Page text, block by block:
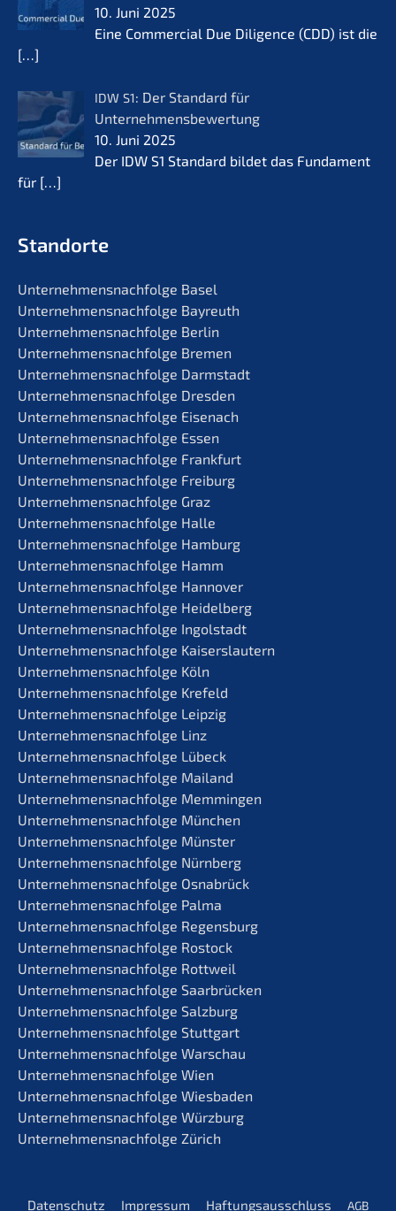
10. Juni 2025
Eine Commer­cial Due Diligence (CDD) ist die
[…]
IDW S1: Der Standard für
Unternehmensbewertung
10. Juni 2025
Der IDW S1 Standard bildet das Funda­ment
für […]
Standorte
Unternehmens­nachfolge Basel
Unternehmens­nachfolge Bayreuth
Unternehmens­nachfolge Berlin
Unternehmens­nachfolge Bremen
Unternehmens­nachfolge Darmstadt
Unternehmens­nachfolge Dresden
Unternehmens­nachfolge Eisenach
Unternehmens­nachfolge Essen
Unternehmens­nachfolge Frankfurt
Unternehmens­nachfolge Freiburg
Unternehmens­nachfolge Graz
Unternehmens­nachfolge Halle
Unternehmens­nachfolge Hamburg
Unternehmens­nachfolge Hamm
Unternehmens­nachfolge Hannover
Unternehmens­nachfolge Heidelberg
Unternehmens­nachfolge Ingolstadt
Unternehmens­nachfolge Kaiserslautern
Unternehmens­nachfolge Köln
Unternehmens­nachfolge Krefeld
Unternehmens­nachfolge Leipzig
Unternehmens­nachfolge Linz
Unternehmens­nachfolge Lübeck
Unternehmens­nachfolge Mailand
Unternehmens­nachfolge Memmingen
Unternehmens­nachfolge München
Unternehmens­nachfolge Münster
Unternehmens­nachfolge Nürnberg
Unternehmens­nachfolge Osnabrück
Unternehmens­nachfolge Palma
Unternehmens­nachfolge Regensburg
Unternehmens­nachfolge Rostock
Unternehmens­nachfolge Rottweil
Unternehmens­nachfolge Saarbrücken
Unternehmens­nachfolge Salzburg
Unternehmens­nachfolge Stuttgart
Unternehmens­nachfolge Warschau
Unternehmens­nachfolge Wien
Unternehmens­nachfolge Wiesbaden
Unternehmens­nachfolge Würzburg
Unternehmens­nachfolge Zürich
Daten­schutz Impres­sum Haftungs­aus­schluss AGB